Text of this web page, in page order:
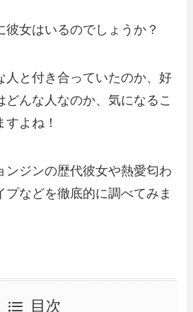
彼女はいるのでしょうか？
人と付き合っていたのか、好
どんな人なのか、気になるこ
よね！
ンジンの歴代彼女や熱愛匂わ
プなどを徹底的に調べてみま
目次